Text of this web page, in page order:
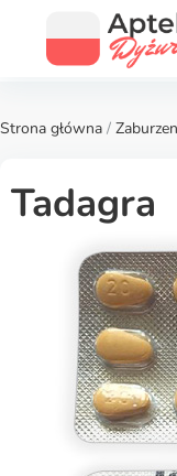
Strona główna /
Tadagra